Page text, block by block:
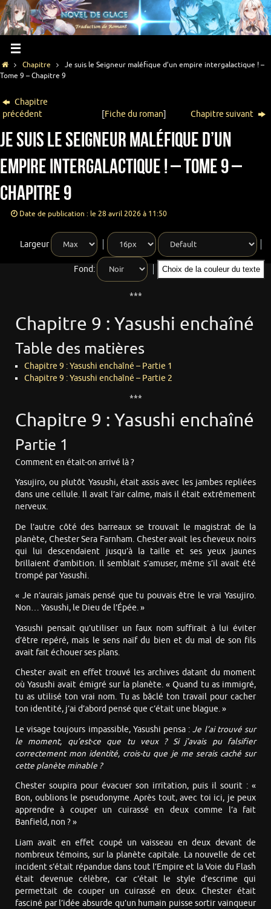
Chapitre
Je suis le Seigneur maléfique d’un empire intergalactique ! –
Tome 9 – Chapitre 9
Chapitre
précédent
[Fiche du roman] Chapitre suivant
Je suis le Seigneur maléfique d’un
empire intergalactique ! – Tome 9 –
Chapitre 9
Date de publication : le 28 avril 2026 à 11:50
Largeur
Fond: Choix de la couleur du texte
***
Chapitre 9 : Yasushi enchaîné
Table des matières
Chapitre 9 : Yasushi enchaîné – Partie 1
Chapitre 9 : Yasushi enchaîné – Partie 2
***
Chapitre 9 : Yasushi enchaîné
Partie 1
Comment en était-on arrivé là ?
Yasujiro, ou plutôt Yasushi, était assis avec les jambes repliées
dans une cellule. Il avait l’air calme, mais il était extrêmement
nerveux.
De l’autre côté des barreaux se trouvait le magistrat de la
planète, Chester Sera Farnham. Chester avait les cheveux noirs
qui lui descendaient jusqu’à la taille et ses yeux jaunes
brillaient d’ambition. Il semblait s’amuser, même s’il avait été
trompé par Yasushi.
« Je n’aurais jamais pensé que tu pouvais être le vrai Yasujiro.
Non… Yasushi, le Dieu de l’Épée. »
Yasushi pensait qu’utiliser un faux nom suffirait à lui éviter
d’être repéré, mais le sens naïf du bien et du mal de son fils
avait fait échouer ses plans.
Chester avait en effet trouvé les archives datant du moment
où Yasushi avait émigré sur la planète. « Quand tu as immigré,
tu as utilisé ton vrai nom. Tu as bâclé ton travail pour cacher
ton identité, j’ai d’abord pensé que c’était une blague. »
Le visage toujours impassible, Yasushi pensa :Je l’ai trouvé sur
le moment, qu’est-ce que tu veux ? Si j’avais pu falsifier
correctement mon identité, crois-tu que je me serais caché sur
cette planète minable ?
Chester soupira pour évacuer son irritation, puis il sourit : «
Bon, oublions le pseudonyme. Après tout, avec toi ici, je peux
apprendre à couper un cuirassé en deux comme l’a fait
Banfield, non ? »
Liam avait en effet coupé un vaisseau en deux devant de
nombreux témoins, sur la planète capitale. La nouvelle de cet
incident s’était répandue dans tout l’Empire et la Voie du Flash
était devenue célèbre, car c’était le style d’escrime qui
permettait de couper un cuirassé en deux. Chester était
fasciné par l’idée absurde qu’un humain puisse sortir vainqueur